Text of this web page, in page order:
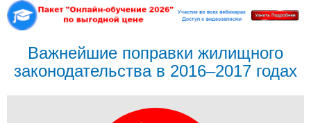
Важнейшие поправки жилищного
законодательства в 2016–2017 годах